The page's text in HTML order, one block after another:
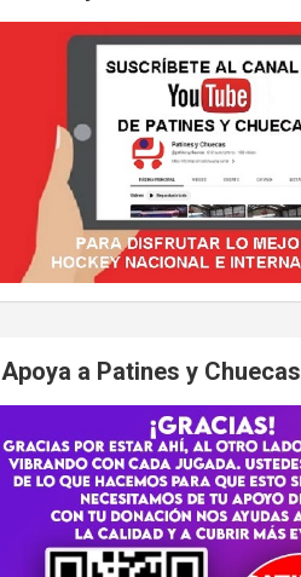
Apoya a Patines y Chuecas